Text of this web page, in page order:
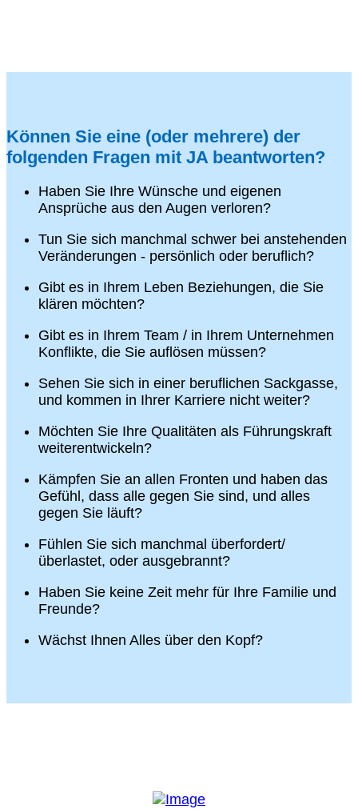
Können Sie eine (oder mehrere) der
folgenden Fragen mit JA beantworten?
Haben Sie Ihre Wünsche und eigenen
Ansprüche aus den Augen verloren?
Tun Sie sich manchmal schwer bei anstehenden
Veränderungen - persönlich oder beruflich?
Gibt es in Ihrem Leben Beziehungen, die Sie
klären möchten?
Gibt es in Ihrem Team / in Ihrem Unternehmen
Konflikte, die Sie auflösen müssen?
Sehen Sie sich in einer beruflichen Sackgasse,
und kommen in Ihrer Karriere nicht weiter?
Möchten Sie Ihre Qualitäten als Führungskraft
weiterentwickeln?
Kämpfen Sie an allen Fronten und haben das
Gefühl, dass alle gegen Sie sind, und alles
gegen Sie läuft?
Fühlen Sie sich manchmal überfordert/
überlastet, oder ausgebrannt?
Haben Sie keine Zeit mehr für Ihre Familie und
Freunde?
Wächst Ihnen Alles über den Kopf?